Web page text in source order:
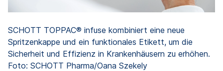
SCHOTT TOPPAC® infuse kombiniert eine neue
Spritzenkappe und ein funktionales Etikett, um die
Sicherheit und Effizienz in Krankenhäusern zu erhöhen.
Foto: SCHOTT Pharma/Oana Szekely